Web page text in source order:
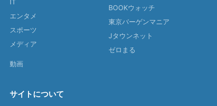
IT
エンタメ
スポーツ
メディア
動画
BOOKウォッチ
東京バーゲンマニア
Jタウンネット
ゼロまる
サイトについて